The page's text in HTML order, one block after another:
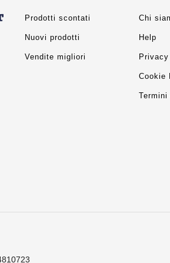
Prodotti scontati
Nuovi prodotti
Vendite migliori
Chi
Help
Cookie
Termini